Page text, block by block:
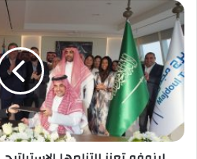
لينوفو
تعزز
التزامها
الاستراتيجي
تجاه
المملكة
العربية
السعودية
عبر
تعيينات